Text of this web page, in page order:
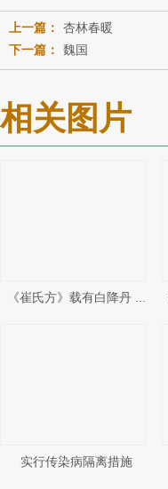
上一篇：
杏林春暖
下一篇：
魏国
相关图片
《崔氏方》载有白降丹 ...
实行传染病隔离措施